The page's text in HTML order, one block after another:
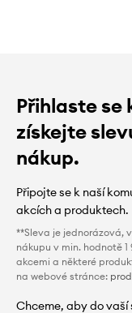
Přihlaste se
získejte
nákup.
Připojte se k naší
akcích a produktech.
**Sleva je jednorázová,
nákupu v min. hodnotě
akcemi a některé
na webové stránce:
Chceme, aby do vaší